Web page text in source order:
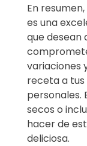
En
es una
que desean
variaciones
receta a
personales.
secos o
hacer de
deliciosa.